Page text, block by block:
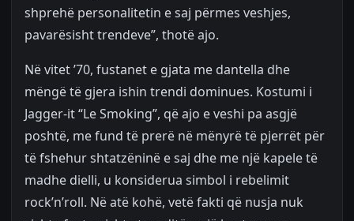
shprehë personalitetin e saj përmes veshjes,
pavarësisht trendeve”, thotë ajo.
Në vitet ’70, fustanet e gjata me dantella dhe
mëngë të gjera ishin trendi dominues. Kostumi i
Jagger-it “Le Smoking”, që ajo e veshi pa asgjë
poshtë, me fund të prerë në mënyrë të pjerrët për
të fshehur shtatzëninë e saj dhe me një kapele të
madhe dielli, u konsiderua simbol i rebelimit
rock’n’roll. Në atë kohë, vetë fakti që nusja nuk